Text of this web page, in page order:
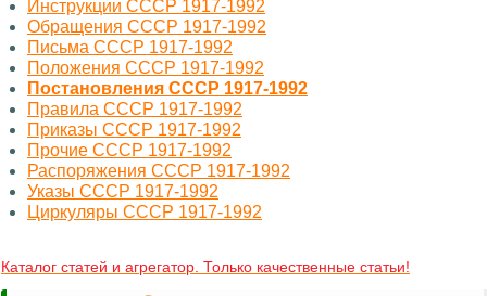
Инструкции СССР 1917-1992
Обращения СССР 1917-1992
Письма СССР 1917-1992
Положения СССР 1917-1992
Постановления СССР 1917-1992
Правила СССР 1917-1992
Приказы СССР 1917-1992
Прочие СССР 1917-1992
Распоряжения СССР 1917-1992
Указы СССР 1917-1992
Циркуляры СССР 1917-1992
Каталог статей и агрегатор. Только качественные статьи!